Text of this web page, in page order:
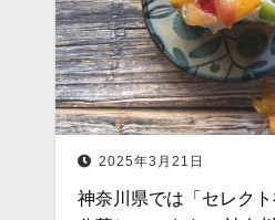
2025年3月21日
神奈川県では「セレク